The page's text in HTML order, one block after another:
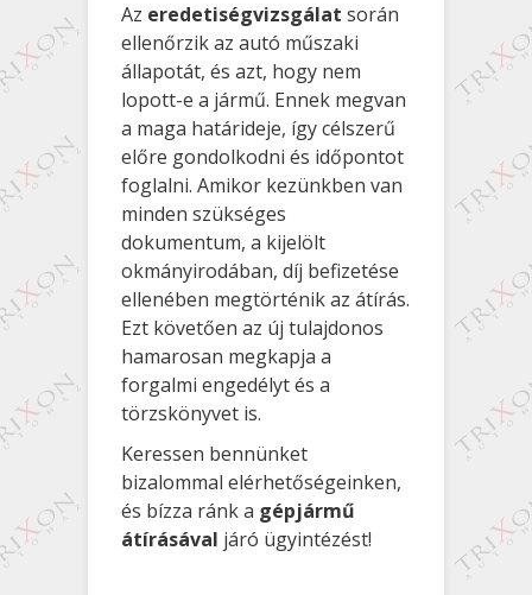
Az eredetiségvizsgálat során
ellenőrzik az autó műszaki
állapotát, és azt, hogy nem
lopott-e a jármű. Ennek megvan
a maga határideje, így célszerű
előre gondolkodni és időpontot
foglalni. Amikor kezünkben van
minden szükséges
dokumentum, a kijelölt
okmányirodában, díj befizetése
ellenében megtörténik az átírás.
Ezt követően az új tulajdonos
hamarosan megkapja a
forgalmi engedélyt és a
törzskönyvet is.
Keressen bennünket
bizalommal elérhetőségeinken,
és bízza ránk a gépjármű
átírásával járó ügyintézést!